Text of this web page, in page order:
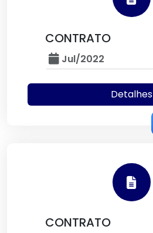
CONTRATO
Jul/2022
Detalhes
CONTRATO